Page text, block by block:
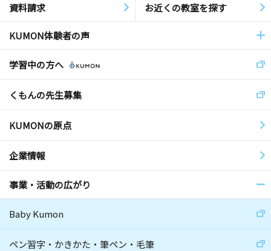
資料請求 お近くの教室を探す
KUMON体験者の声
学習中の方へ
くもんの先生募集
KUMONの原点
企業情報
事業・活動の広がり
Baby Kumon
ペン習字・かきかた・筆ペン・毛筆